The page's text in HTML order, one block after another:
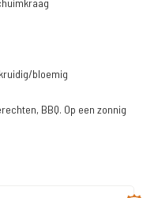
bloemig
BBQ. Op een zonnig